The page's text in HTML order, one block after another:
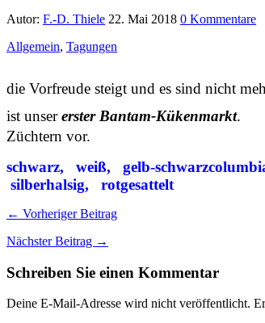
Autor: F.-D. Thiele 22. Mai 2018 0 Kommentare
Allgemein, Tagungen
die Vorfreude steigt und es sind nicht
ist unsererster Bantam-Kükenmarkt.
Züchtern vor.
schwarz, weiß, gelb-
silberhalsig, rotgesattelt
← Vorheriger Beitrag
Nächster Beitrag →
Schreiben Sie einen Kommentar
Deine E-Mail-Adresse wird nicht veröffentlicht.